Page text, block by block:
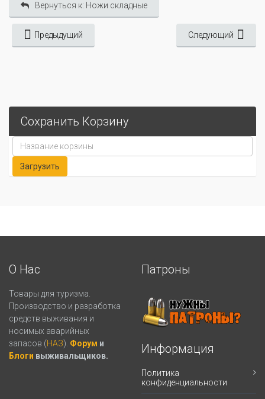
Вернуться к: Ножи складные
Предыдущий Следующий
Сохранить Корзину
О Нас
Товары для туризма.
Производство и разработка
средств выживания и
носимых аварийных
запасов (НАЗ). Форум и
Блоги выживальщиков.
Патроны
Информация
Политика
конфиденциальности